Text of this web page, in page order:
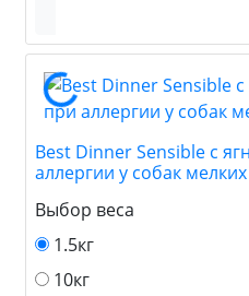
Best Dinner Sensible с
аллергии у собак
Выбор веса
1.5кг
10кг